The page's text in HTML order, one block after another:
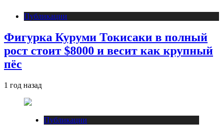
Публикации
Фигурка Куруми Токисаки в полный
рост стоит $8000 и весит как крупный
пёс
1 год назад
Публикации